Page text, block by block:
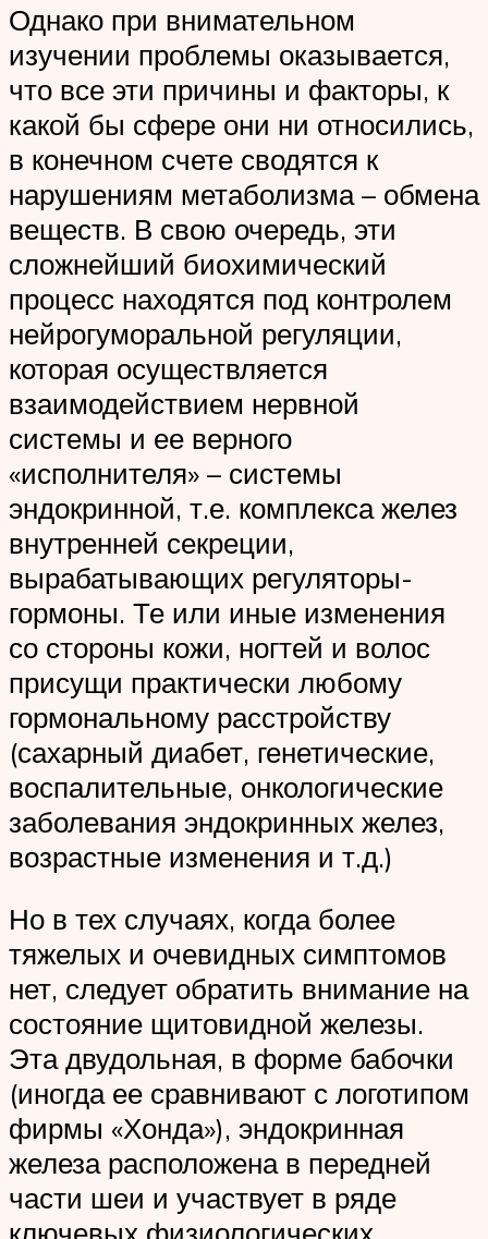
Однако при внимательном
изучении проблемы оказывается,
что все эти причины и факторы, к
какой бы сфере они ни относились,
в конечном счете сводятся к
нарушениям метаболизма – обмена
веществ. В свою очередь, эти
сложнейший биохимический
процесс находятся под контролем
нейрогуморальной регуляции,
которая осуществляется
взаимодействием нервной
системы и ее верного
«исполнителя» – системы
эндокринной, т.е. комплекса желез
внутренней секреции,
вырабатывающих регуляторы-
гормоны. Те или иные изменения
со стороны кожи, ногтей и волос
присущи практически любому
гормональному расстройству
(сахарный диабет, генетические,
воспалительные, онкологические
заболевания эндокринных желез,
возрастные изменения и т.д.)
Но в тех случаях, когда более
тяжелых и очевидных симптомов
нет, следует обратить внимание на
состояние щитовидной железы.
Эта двудольная, в форме бабочки
(иногда ее сравнивают с логотипом
фирмы «Хонда»), эндокринная
железа расположена в передней
части шеи и участвует в ряде